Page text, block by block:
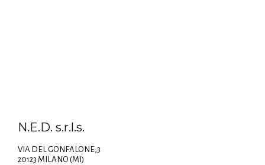
N.E.D. s.r.l.s.
VIA DEL GONFALONE,3
20123 MILANO (MI)